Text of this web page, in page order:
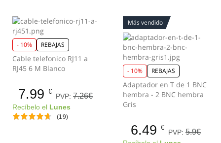
- 10% REBAJAS
Cable telefonico RJ11 a
RJ45 6 M Blanco
7.99 €
PVP: 7.26€
Recíbelo el Lunes
(19)
Más vendido
- 10% REBAJAS
Adaptador en T de 1 BNC
hembra - 2 BNC hembra
Gris
6.49 €
PVP: 5.9€